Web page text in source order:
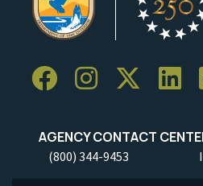
AGENCY CONTACT
(800) 344-9453